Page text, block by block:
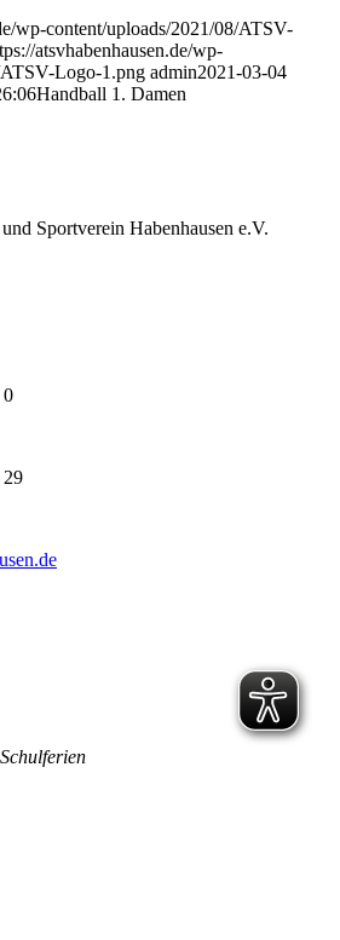
wp-content/uploads/2021/08/ATSV-
atsvhabenhausen.de/wp-
Logo-1.png admin2021-03-04
Handball 1. Damen
Sportverein Habenhausen e.V.
0
29